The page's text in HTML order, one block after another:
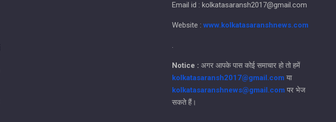
Email id : kolkatasaransh2017@gmail.com
Website : www.kolkatasaranshnews.com
.
Notice : अगर आपके पास कोई समाचार हो तो हमें
kolkatasaransh2017@gmail.com या
kolkatasaranshnews@gmail.com पर भेज
सकते हैं।